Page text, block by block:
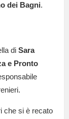
dei Bagni.
di Sara
e Pronto
che si è recato